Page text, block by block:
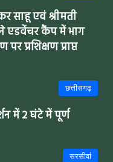
साहू एवं श्रीमती
एडवेंचर कैंप में भाग
प्रशिक्षण प्राप्त
छत्तीसगढ़
में 2 घंटे में पूर्ण
सरसीवांं